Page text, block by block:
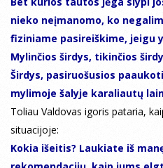
nieko neįmanomo, ko
fiziniame pasireiškime, jeigu
Mylinčios širdys, tikinčios
Širdys, pasiruošusios
mylimoje šalyje karaliautų
Toliau Valdovas igoris pataria,
situacijoje:
Kokia išeitis? Laukiate iš